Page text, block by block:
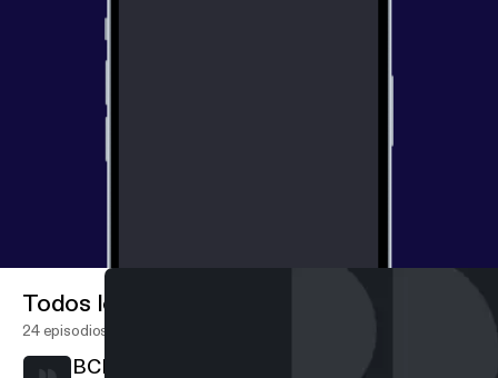
Todos los episodios
24 episodios
BCI Radio: Recapping the Yellow Jacket